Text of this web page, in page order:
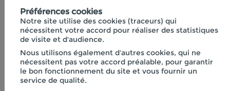
Ateliers santé-environnemental à destination des
assistantes maternelles. Parabens, bisphénols,
phtalates... Heureusement, ma nounou connaît
tout ça ! Si vous souhaitez savoir comment
préserver la santé des enfants et des bébés, les
CPIE des Hauts-de-France sont là pour vous
accompagner.
Préférences cookies
Notre site utilise des cookies (traceurs) qui
nécessitent votre accord pour réaliser des statistiques
de visite et d'audience.
Nous utilisons également d'autres cookies, qui ne
nécessitent pas votre accord préalable, pour garantir
le bon fonctionnement du site et vous fournir un
service de qualité.